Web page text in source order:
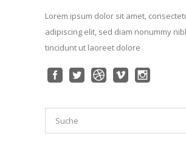
Lorem ipsum dolor sit amet,
adipiscing elit, sed diam nonummy
tincidunt ut laoreet dolore